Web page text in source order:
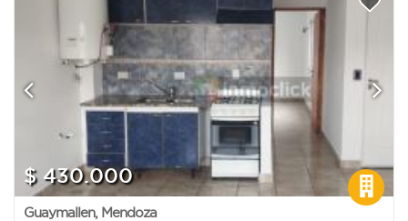
$ 430.000
Guaymallen, Mendoza